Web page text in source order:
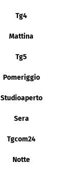
Tg4
Mattina
Tg5
Pomeriggio
Studioaperto
Sera
Tgcom24
Notte